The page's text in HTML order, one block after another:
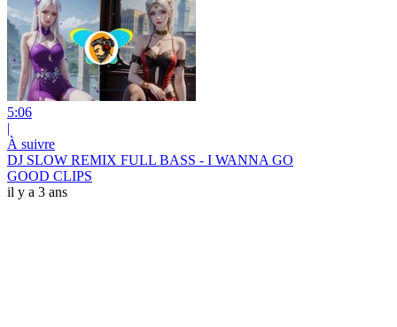
5:06
|
À suivre
DJ SLOW REMIX FULL BASS - I WANNA GO
GOOD CLIPS
il y a 3 ans